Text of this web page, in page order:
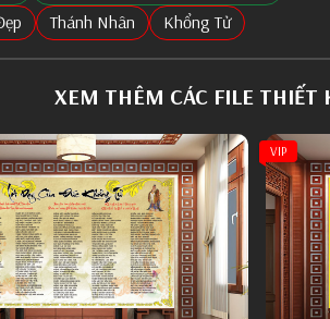
Thánh Nhân Khổng Tử
XEM THÊM CÁC FILE THIẾT
VIP